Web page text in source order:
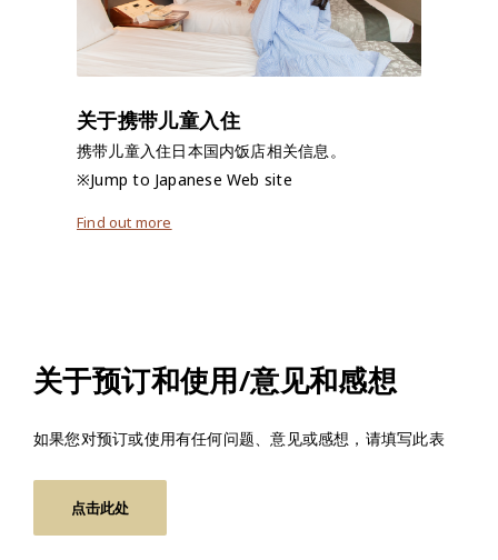
关于携带儿童入住
携带儿童入住日本国内饭店相关信息。
※Jump to Japanese Web site
Find out more
关于预订和使用/意见和感想
如果您对预订或使用有任何问题、意见或感想，请填写此表
点击此处